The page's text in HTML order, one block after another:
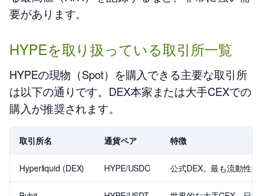
要があります。
HYPEを取り扱っている取引所一覧
HYPEの現物（Spot）を購入できる主要な取引所
は以下の通りです。DEX本家または大手CEXでの
購入が推奨されます。
取引所名 通貨ペア 特徴
Hyperliquid (DEX) HYPE/USDC 公式DEX。最も流動性